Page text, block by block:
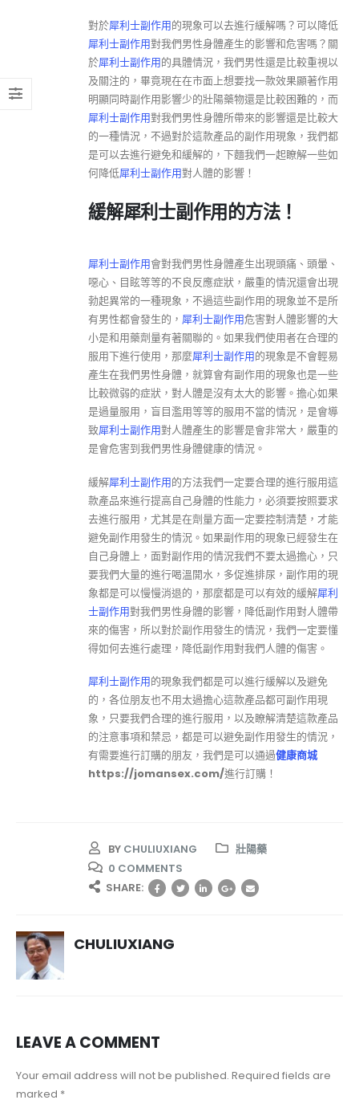
對於犀利士副作用的現象可以去進行緩解嗎？可以降低
犀利士副作用對我們男性身體產生的影響和危害嗎？關
於犀利士副作用的具體情況，我們男性還是比較重視以
及關注的，畢竟現在在市面上想要找一款效果顯著作用
明顯同時副作用影響少的壯陽藥物還是比較困難的，而
犀利士副作用對我們男性身體所帶來的影響還是比較大
的一種情況，不過對於這款產品的副作用現象，我們都
是可以去進行避免和緩解的，下麵我們一起瞭解一些如
何降低犀利士副作用對人體的影響！
緩解犀利士副作用的方法！
犀利士副作用會對我們男性身體產生出現頭痛、頭暈、
噁心、目眩等等的不良反應症狀，嚴重的情況還會出現
勃起異常的一種現象，不過這些副作用的現象並不是所
有男性都會發生的， 犀利士副作用危害對人體影響的大
小是和用藥劑量有著關聯的。如果我們使用者在合理的
服用下進行使用，那麼犀利士副作用的現象是不會輕易
產生在我們男性身體，就算會有副作用的現象也是一些
比較微弱的症狀，對人體是沒有太大的影響。擔心如果
是過量服用，盲目濫用等等的服用不當的情況，是會導
致犀利士副作用對人體產生的影響是會非常大，嚴重的
是會危害到我們男性身體健康的情況。
緩解犀利士副作用的方法我們一定要合理的進行服用這
款產品來進行提高自己身體的性能力，必須要按照要求
去進行服用，尤其是在劑量方面一定要控制清楚，才能
避免副作用發生的情況。如果副作用的現象已經發生在
自己身體上，面對副作用的情況我們不要太過擔心，只
要我們大量的進行喝溫開水，多促進排尿，副作用的現
象都是可以慢慢消退的，那麼都是可以有效的緩解犀利
士副作用對我們男性身體的影響，降低副作用對人體帶
來的傷害，所以對於副作用發生的情況，我們一定要懂
得如何去進行處理，降低副作用對我們人體的傷害。
犀利士副作用的現象我們都是可以進行緩解以及避免
的，各位朋友也不用太過擔心這款產品都可副作用現
象，只要我們合理的進行服用，以及瞭解清楚這款產品
的注意事項和禁忌，都是可以避免副作用發生的情況，
有需要進行訂購的朋友，我們是可以通過健康商城
https://jomansex.com/進行訂購！
BY CHULIUXIANG
壯陽藥
0 COMMENTS
SHARE:
CHULIUXIANG
LEAVE A COMMENT
Your email address will not be published. Required fields are
marked *